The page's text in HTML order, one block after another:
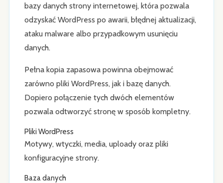
bazy danych strony internetowej, która pozwala
odzyskać WordPress po awarii, błędnej aktualizacji,
ataku malware albo przypadkowym usunięciu
danych.
Pełna kopia zapasowa powinna obejmować
zarówno pliki WordPress, jak i bazę danych.
Dopiero połączenie tych dwóch elementów
pozwala odtworzyć stronę w sposób kompletny.
Pliki WordPress
Motywy, wtyczki, media, uploady oraz pliki
konfiguracyjne strony.
Baza danych